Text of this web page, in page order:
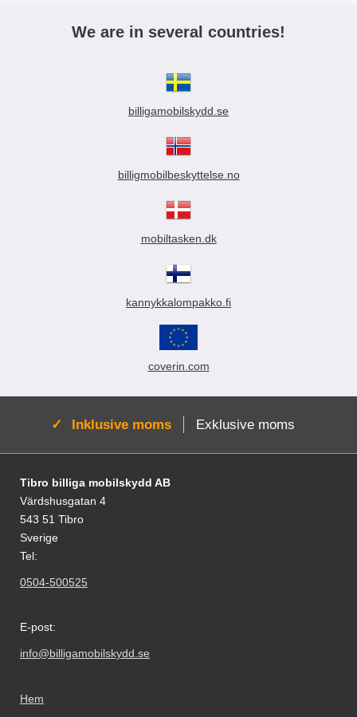
We are in several countries!
billigamobilskydd.se
billigmobilbeskyttelse.no
mobiltasken.dk
kannykkalompakko.fi
coverin.com
Aktiv:
Inklusive moms Exklusive moms
Sidfot Blandad info och länkar
Tibro billiga mobilskydd AB
Värdshusgatan 4
543 51 Tibro
Sverige
Tel:
0504-500525
E-post:
info@billigamobilskydd.se
Hem